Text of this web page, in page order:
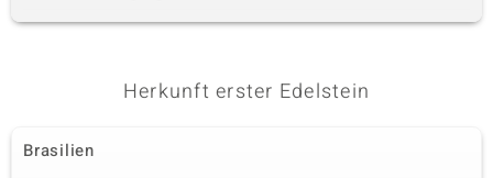
Herkunft erster Edelstein
Brasilien